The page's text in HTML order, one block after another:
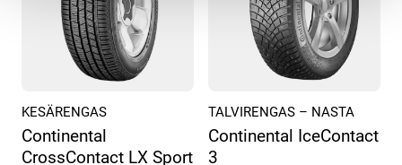
KESÄRENGAS
Continental
CrossContact LX Sport
TALVIRENGAS – NASTA
Continental IceContact
3